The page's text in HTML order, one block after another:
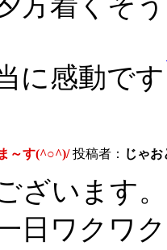
感動です
～す(^○^)/投稿者： じゃお
ざいます。
日ワクワ